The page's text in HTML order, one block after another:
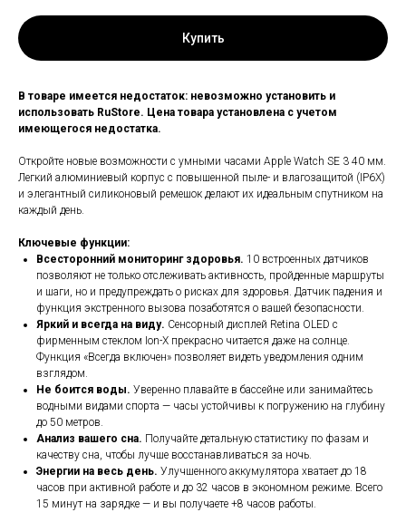
Купить
В товаре имеется недостаток: невозможно установить и
использовать RuStore. Цена товара установлена с учетом
имеющегося недостатка.
Откройте новые возможности с умными часами Apple Watch SE 3 40 мм.
Легкий алюминиевый корпус с повышенной пыле- и влагозащитой (IP6X)
и элегантный силиконовый ремешок делают их идеальным спутником на
каждый день.
Ключевые функции:
Всесторонний мониторинг здоровья. 10 встроенных датчиков
позволяют не только отслеживать активность, пройденные маршруты
и шаги, но и предупреждать о рисках для здоровья. Датчик падения и
функция экстренного вызова позаботятся о вашей безопасности.
Яркий и всегда на виду. Сенсорный дисплей Retina OLED с
фирменным стеклом Ion-X прекрасно читается даже на солнце.
Функция «Всегда включен» позволяет видеть уведомления одним
взглядом.
Не боится воды. Уверенно плавайте в бассейне или занимайтесь
водными видами спорта — часы устойчивы к погружению на глубину
до 50 метров.
Анализ вашего сна. Получайте детальную статистику по фазам и
качеству сна, чтобы лучше восстанавливаться за ночь.
Энергии на весь день. Улучшенного аккумулятора хватает до 18
часов при активной работе и до 32 часов в экономном режиме. Всего
15 минут на зарядке — и вы получаете +8 часов работы.